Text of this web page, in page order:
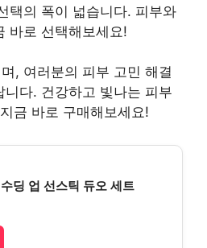
택의 폭이 넓습니다. 피부와
바로 선택해보세요!
, 여러분의 피부 고민 해결
다. 건강하고 빛나는 피부
금 바로 구매해보세요!
딩 업 선스틱 듀오 세트